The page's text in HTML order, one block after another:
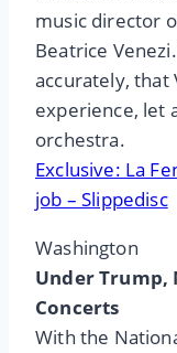
music director
Beatrice
accurately, that
experience, let
orchestra.
Exclusive: La
job – Slippedisc
Washington
Under Trump,
Concerts
With the